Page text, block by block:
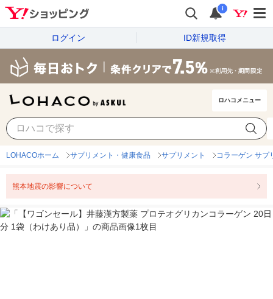
i
ログイン ID新規取得
ロハコメニュー
LOHACOホーム サプリメント・健康食品 サプリメント コラーゲン サプ
熊本地震の影響について